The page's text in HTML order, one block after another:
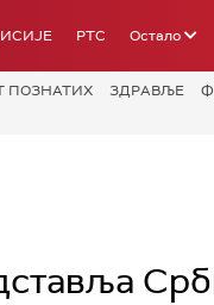
РТС Остало
ПОЗНАТИХ ЗДРАВЉЕ